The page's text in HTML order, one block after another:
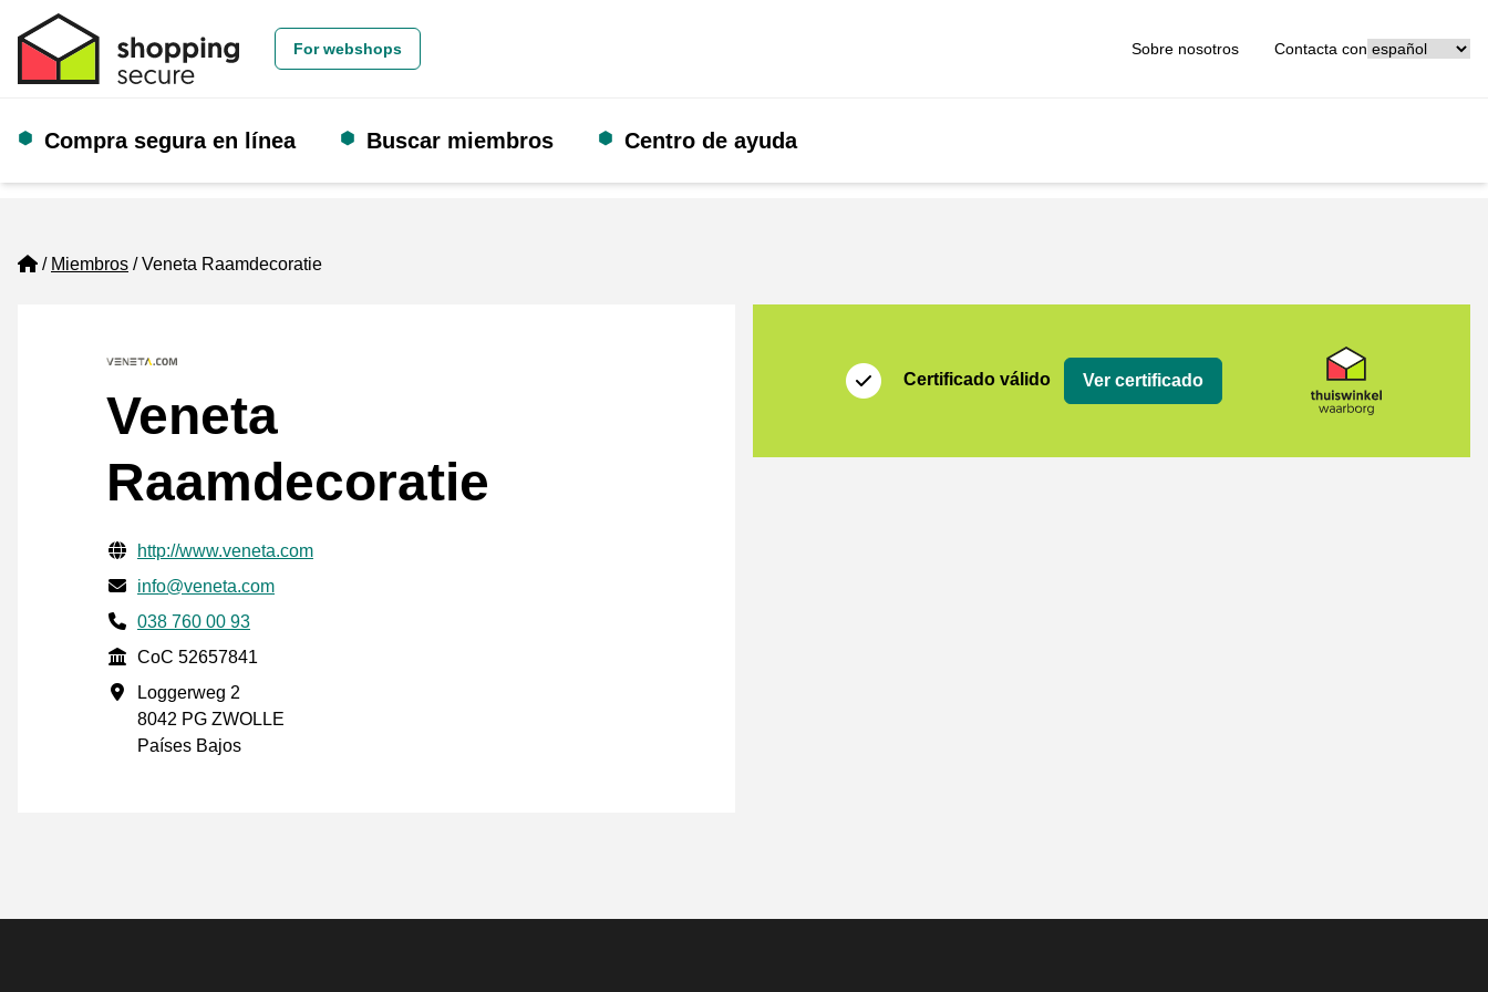
For webshops Sobre nosotros Contacta con
Compra segura en línea Buscar miembros Centro de ayuda
Home
Miembros Veneta Raamdecoratie
Veneta
Raamdecoratie
Información de contacto verificada
Website URL
http://www.veneta.com
Envía un correo electrónico a
info@veneta.com
Phone number
038 760 00 93
CoC
CoC 52657841
Dirección de la empresa
Loggerweg 2
8042 PG ZWOLLE
Países Bajos
Certificado válido Ver certificado